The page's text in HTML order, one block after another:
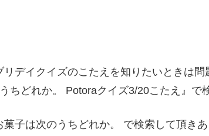
デイクイズのこたえを知りたいときは問
ちどれか。 Potoraクイズ3/20こたえ』で
子は次のうちどれか。 で検索して頂き